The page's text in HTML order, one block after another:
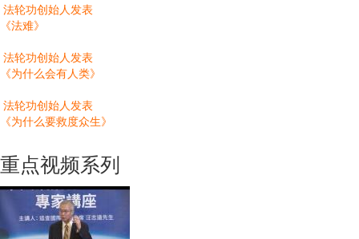
法轮功创始人发表
《法难》
法轮功创始人发表
《为什么会有人类》
法轮功创始人发表
《为什么要救度众生》
重点视频系列